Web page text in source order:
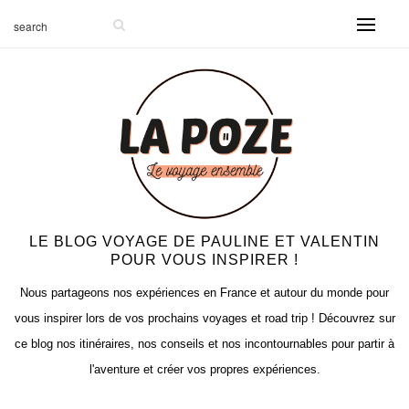
LE BLOG VOYAGE DE PAULINE ET VALENTIN
POUR VOUS INSPIRER !
Nous partageons nos expériences en France et autour du monde pour
vous inspirer lors de vos prochains voyages et road trip ! Découvrez sur
ce blog nos itinéraires, nos conseils et nos incontournables pour partir à
l'aventure et créer vos propres expériences.